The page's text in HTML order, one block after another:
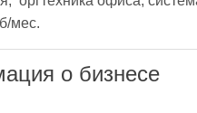
мес.
о бизнесе